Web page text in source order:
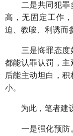
二是共同犯罪多
高，无固定工作
迫、教唆、利诱而
三是悔罪态度好
都能认罪认罚，
后能主动坦白，
小。
为此，笔者建
一是强化预防。